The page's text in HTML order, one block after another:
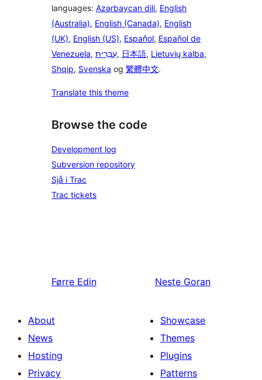
languages: Azərbaycan dili, English
(Australia), English (Canada), English
(UK), English (US), Español, Español de
Venezuela, עִבְרִית, 日本語, Lietuvių kalba,
Shqip, Svenska og 繁體中文.
Translate this theme
Browse the code
Development log
Subversion repository
Sjå i Trac
Trac tickets
Førre Edin Neste Goran
About
News
Hosting
Privacy
Showcase
Themes
Plugins
Patterns